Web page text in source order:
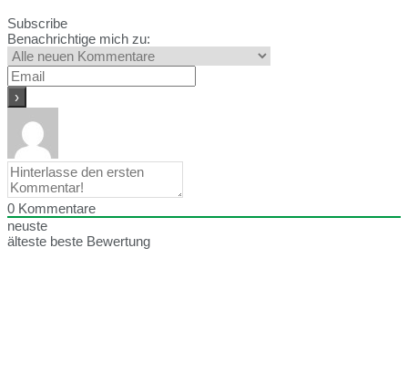
Subscribe
Benachrichtige mich zu:
0 Kommentare
neuste
älteste beste Bewertung